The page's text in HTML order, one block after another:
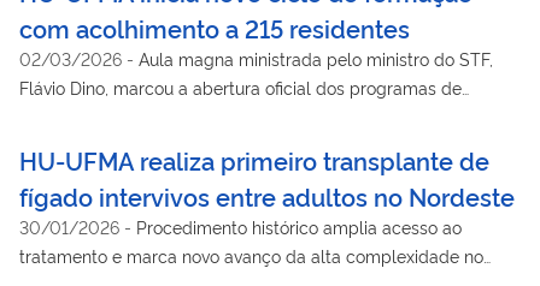
com acolhimento a 215 residentes
02/03/2026 - Aula magna ministrada pelo ministro do STF,
Flávio Dino, marcou a abertura oficial dos programas de
HU-UFMA realiza primeiro transplante de
fígado intervivos entre adultos no Nordeste
30/01/2026 - Procedimento histórico amplia acesso ao
tratamento e marca novo avanço da alta complexidade no